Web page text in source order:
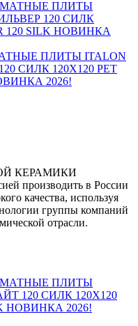
ПЛИТЫ ITALON
СИЛК 120Х120 РЕТ
2026!
КЕРАМИКИ
производить в России
качества, используя
группы компаний
отрасли.